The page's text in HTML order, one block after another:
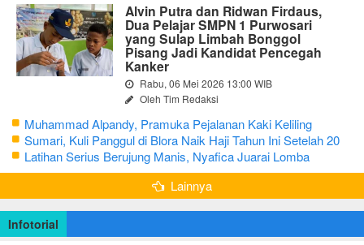
Alvin Putra dan Ridwan Firdaus,
Dua Pelajar SMPN 1 Purwosari
yang Sulap Limbah Bonggol
Pisang Jadi Kandidat Pencegah
Kanker
Rabu, 06 Mei 2026 13:00 WIB
Oleh Tim Redaksi
Muhammad Alpandy, Pramuka Pejalanan Kaki Keliling
Nusantara dengan Misi Literasi Budaya
Sumari, Kuli Panggul di Blora Naik Haji Tahun Ini Setelah 20
Tahun Sisihkan Uang Receh
Latihan Serius Berujung Manis, Nyafica Juarai Lomba
Bertutur tentang Nilai Hidup Orang Samin
Lainnya
Infotorial